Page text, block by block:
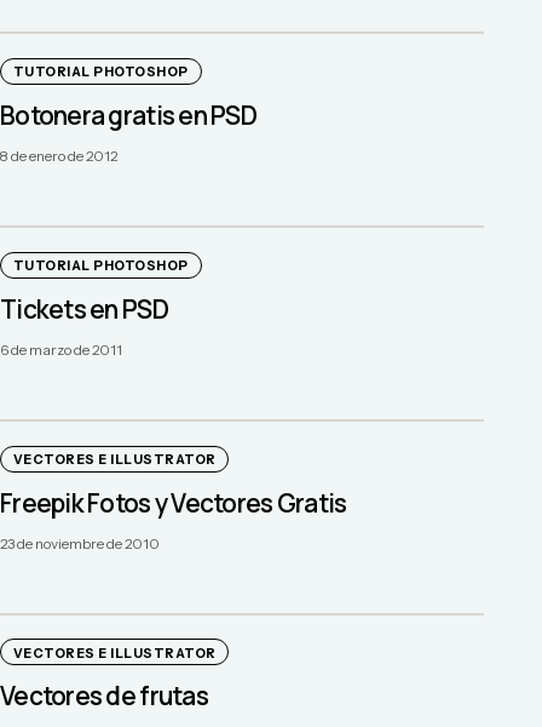
TUTORIAL PHOTOSHOP
Botonera gratis en PSD
8 de enero de 2012
TUTORIAL PHOTOSHOP
Tickets en PSD
6 de marzo de 2011
VECTORES E ILLUSTRATOR
Freepik Fotos y Vectores Gratis
23 de noviembre de 2010
VECTORES E ILLUSTRATOR
Vectores de frutas